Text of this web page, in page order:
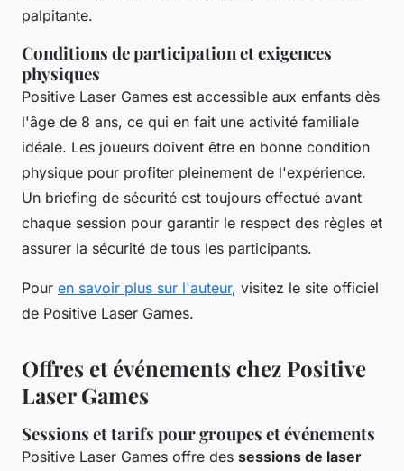
palpitante.
Conditions de participation et exigences
physiques
Positive Laser Games est accessible aux enfants dès
l'âge de 8 ans, ce qui en fait une activité familiale
idéale. Les joueurs doivent être en bonne condition
physique pour profiter pleinement de l'expérience.
Un briefing de sécurité est toujours effectué avant
chaque session pour garantir le respect des règles et
assurer la sécurité de tous les participants.
Pour en savoir plus sur l'auteur, visitez le site officiel
de Positive Laser Games.
Offres et événements chez Positive
Laser Games
Sessions et tarifs pour groupes et événements
Positive Laser Games offre des sessions de laser